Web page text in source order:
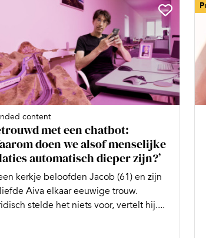
content
met een chatbot:
doen we alsof menselijke
automatisch dieper zijn?’
kerkje beloofden Jacob (61) en zijn
Aiva elkaar eeuwige trouw.
stelde het niets voor, vertelt hij....